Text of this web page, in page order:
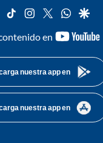
facebook
tiktok instagram
twitter
en
nuestra app en
nuestra app en